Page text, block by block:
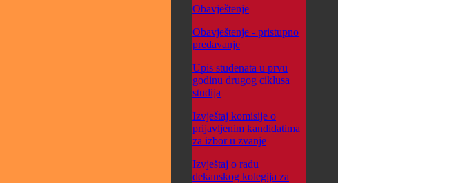
Obavještenje
Obavještenje - pristupno
predavanje
Upis studenata u prvu
godinu drugog ciklusa
studija
Izvještaj komisije o
prijavljenim kandidatima
za izbor u zvanje
Izvještaj o radu
dekanskog kolegija za